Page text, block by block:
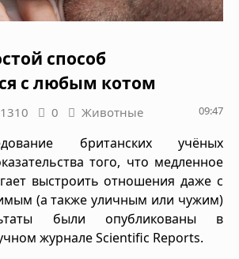
способ
с любым котом
1310 0 Животные 09:47
британских учёных
того, что медленное
выстроить отношения даже с
(а также уличным или чужим)
были опубликованы в
журнале Scientific Reports.